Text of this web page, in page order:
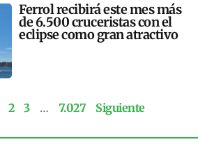
Ferrol recibirá este mes más
de 6.500 cruceristas con el
eclipse como gran atractivo
2 3 … 7.027 Siguiente